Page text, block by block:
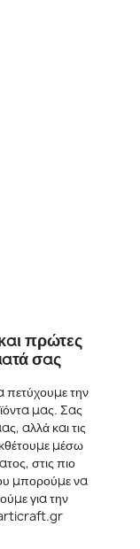
πρώτες
σας
την
μας. Σας
αλλά και τις
μέσω
στις πιο
μπορούμε να
για την
articraft.gr